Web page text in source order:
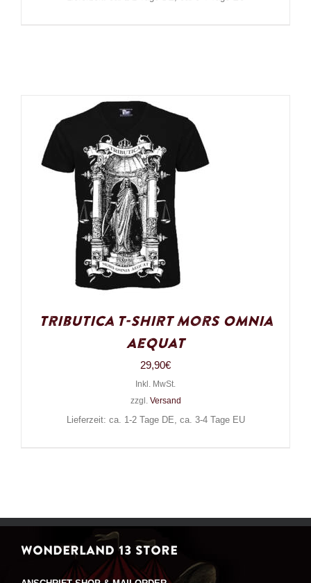
Tributica T-Shirt Mors Omnia
Aequat
29,90€
Inkl. MwSt.
zzgl. Versand
Lieferzeit: ca. 1-2 Tage DE, ca. 3-4 Tage EU
WONDERLAND 13 STORE